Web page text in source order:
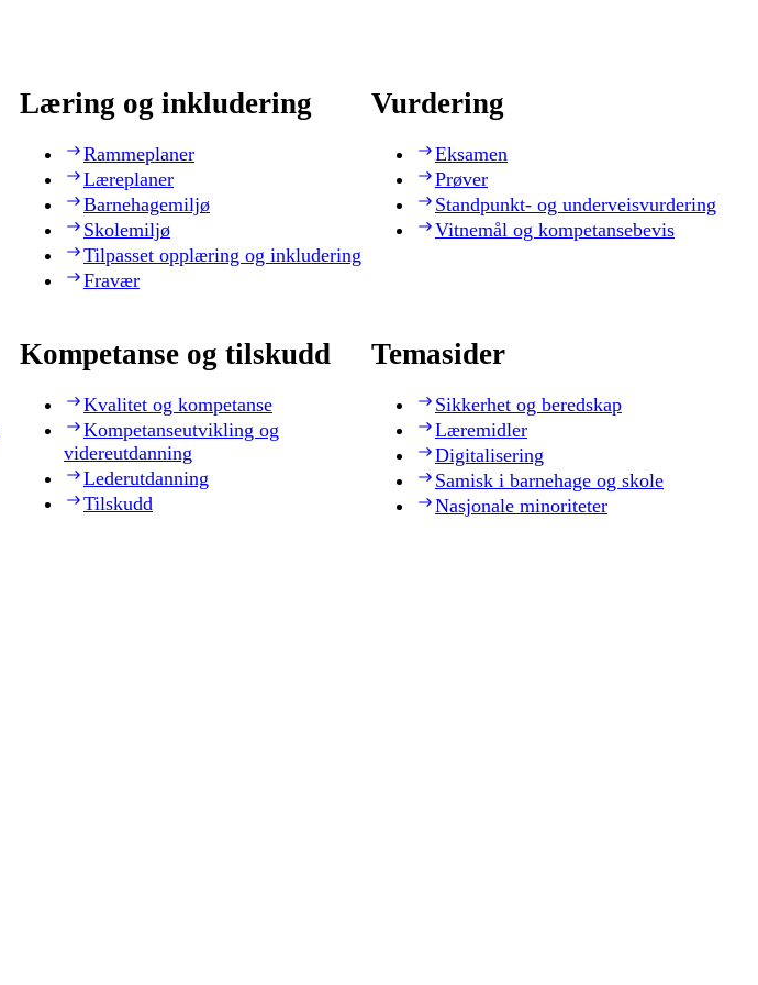
Læring og inkludering
Rammeplaner
Læreplaner
Barnehagemiljø
Skolemiljø
Tilpasset opplæring og inkludering
Fravær
Vurdering
Eksamen
Prøver
Standpunkt- og underveisvurdering
Vitnemål og kompetansebevis
Kompetanse og tilskudd
Kvalitet og kompetanse
Kompetanseutvikling og
videreutdanning
Lederutdanning
Tilskudd
Temasider
Sikkerhet og beredskap
Læremidler
Digitalisering
Samisk i barnehage og skole
Nasjonale minoriteter